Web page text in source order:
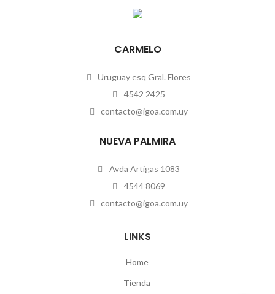
CARMELO
Uruguay esq Gral. Flores
4542 2425
contacto@igoa.com.uy
NUEVA PALMIRA
Avda Artigas 1083
4544 8069
contacto@igoa.com.uy
LINKS
Home
Tienda